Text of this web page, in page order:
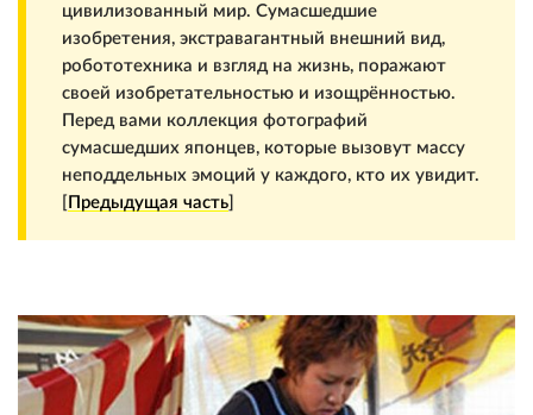
цивилизованный мир. Сумасшедшие
изобретения, экстравагантный внешний вид,
робототехника и взгляд на жизнь, поражают
своей изобретательностью и изощрённостью.
Перед вами коллекция фотографий
сумасшедших японцев, которые вызовут массу
неподдельных эмоций у каждого, кто их увидит.
[Предыдущая часть]